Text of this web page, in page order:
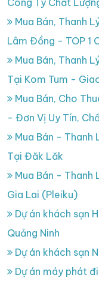
Công Ty Chất
Mua Bán, Thanh
Lâm Đồng - TOP 1
Mua Bán, Thanh
Tại Kom Tum -
Mua Bán, Cho
- Đơn Vị Uy Tín,
Mua Bán - Thanh
Tại Đăk Lăk
Mua Bán - Thanh
Gia Lai (Pleiku)
Dự án khách sạn
Quảng Ninh
Dự án khách sạn
Dự án máy phát